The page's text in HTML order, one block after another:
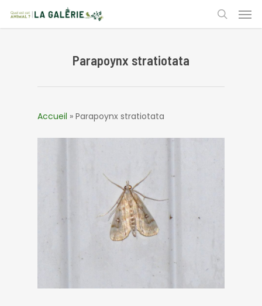
main
search
Parapoynx stratiotata
Accueil » Parapoynx stratiotata